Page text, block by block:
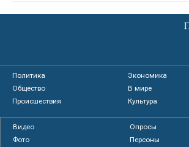
Политика
Экономика
Общество
В мире
Происшествия
Культура
Видео
Опросы
Фото
Персоны